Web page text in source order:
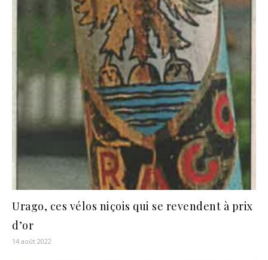
Urago, ces vélos niçois qui se revendent à prix
d’or
14 août 2022